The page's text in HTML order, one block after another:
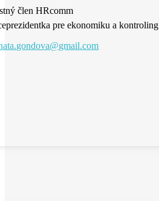
člen HRcomm
pre ekonomiku a kontroling